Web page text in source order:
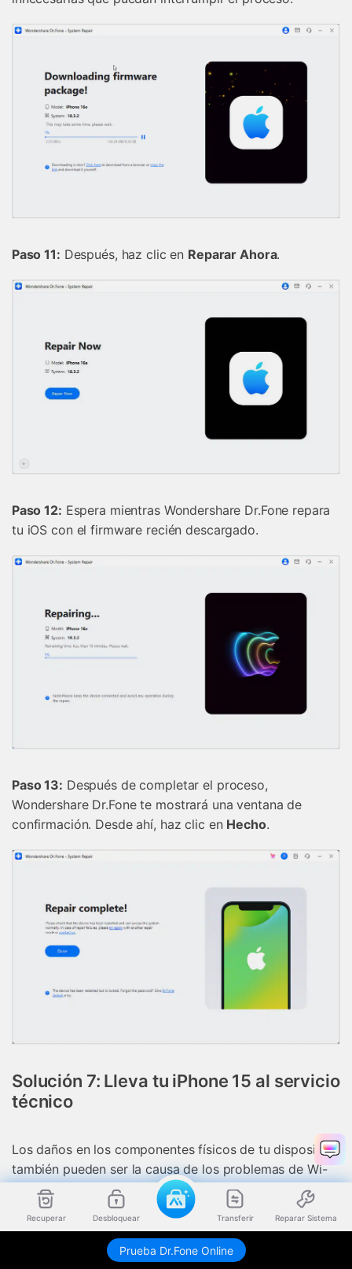
Recuperar Desbloquear Transferir Reparar Sistema
Prueba Dr.Fone Online
󠀰Paso 11: Después, haz clic en Reparar Ahora.
󠀰Paso 12: Espera mientras Wondershare Dr.Fone repara
tu iOS con el firmware recién descargado.󠀲󠀡󠀡󠀦󠀤󠀤󠀡󠀡󠀦󠀳
Paso 13: Después de completar el proceso,
Wondershare Dr.Fone te mostrará una ventana de
confirmación.󠀲󠀡󠀡󠀦󠀤󠀤󠀡󠀡󠀨󠀳󠀰 Desde ahí, haz clic en Hecho.
Solución 7: Lleva tu iPhone 15 al servicio
técnico
Los daños en los componentes físicos de tu dispositivo
también pueden ser la causa de los problemas de Wi-
Fi. Si es el caso, no te conviene solucionarlo tú mismo.
Lo ideal sería llevar tu iPhone 15 al centro Apple más
cercano y permitir que técnicos altamente cualificados
hagan el trabajo por ti. Pero te recordamos que no